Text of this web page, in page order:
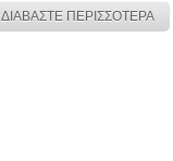
ΔΙΑΒΑΣΤΕ ΠΕΡΙΣΣΟΤΕΡΑ